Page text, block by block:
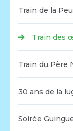
Train de la
Train des
Train du Père
30 ans de la
Soirée